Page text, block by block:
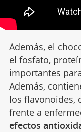
Además, el
el fosfato,
importantes
Además,
los flavonoides,
frente a
efectos